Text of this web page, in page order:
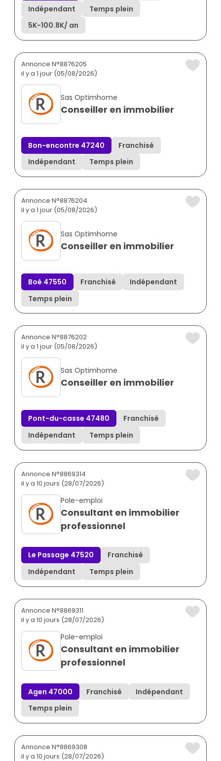
Indépendant
Temps plein
5K-100.8K/ an
Annonce N°8876205
il y a 1 jour (05/08/2026)
Sas Optimhome
Conseiller en immobilier
Bon-encontre 47240
Franchisé
Indépendant
Temps plein
Annonce N°8876204
il y a 1 jour (05/08/2026)
Sas Optimhome
Conseiller en immobilier
Boé 47550 Franchisé
Indépendant
Temps plein
Annonce N°8876202
il y a 1 jour (05/08/2026)
Sas Optimhome
Conseiller en immobilier
Pont-du-casse 47480
Franchisé
Indépendant
Temps plein
Annonce N°8869314
il y a 10 jours (28/07/2026)
Pole-emploi
Consultant en immobilier
professionnel
Le Passage 47520
Franchisé
Indépendant
Temps plein
Annonce N°8869311
il y a 10 jours (28/07/2026)
Pole-emploi
Consultant en immobilier
professionnel
Agen 47000 Franchisé
Indépendant
Temps plein
Annonce N°8869308
il y a 10 jours (28/07/2026)